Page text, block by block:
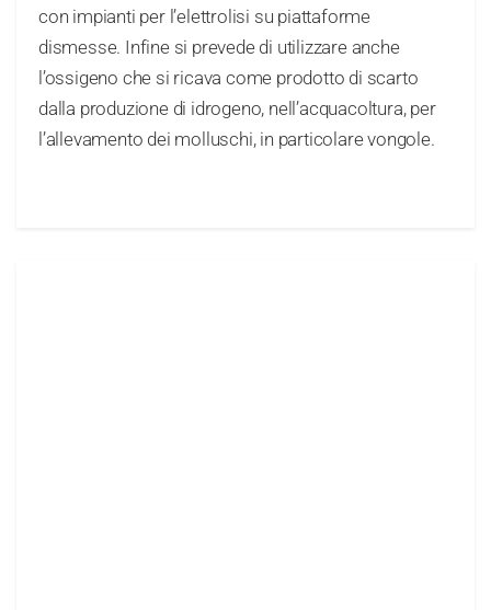
con impianti per l’elettrolisi su piattaforme
dismesse. Infine si prevede di utilizzare anche
l’ossigeno che si ricava come prodotto di scarto
dalla produzione di idrogeno, nell’acquacoltura, per
l’allevamento dei molluschi, in particolare vongole.